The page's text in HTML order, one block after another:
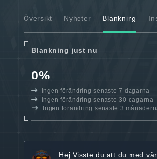
Översikt Nyheter Blankning
Blankning just nu
0%
Ingen förändring senaste 7 dagarna
Ingen förändring senaste 30 dagarna
Ingen förändring senaste 3
Hej Visste du att du med